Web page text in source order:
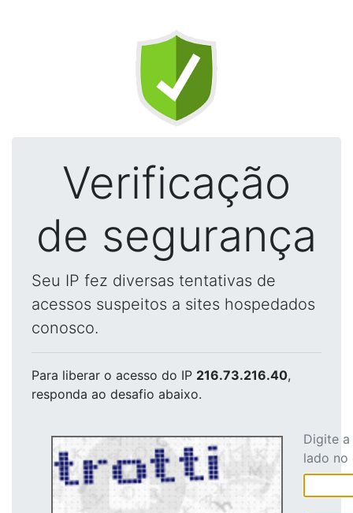
Verificação
de segurança
Seu IP fez diversas tentativas de
acessos suspeitos a sites hospedados
conosco.
Para liberar o acesso do IP 216.73.216.40,
responda ao desafio abaixo.
Digite
lado no